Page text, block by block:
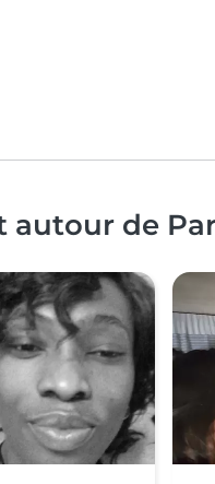
autour de